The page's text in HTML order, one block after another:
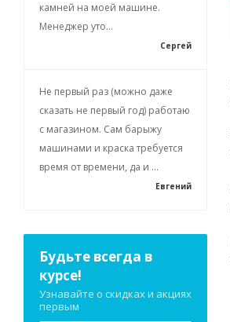
камней на моей машине.
Менеджер уто...
Сергей
Не первый раз (можно даже
сказать не первый год) работаю
с магазином. Сам барыжу
машинами и краска требуется
время от времени, да и ...
Евгений
Будьте всегда в
курсе!
Узнавайте о скидках и акциях
первым